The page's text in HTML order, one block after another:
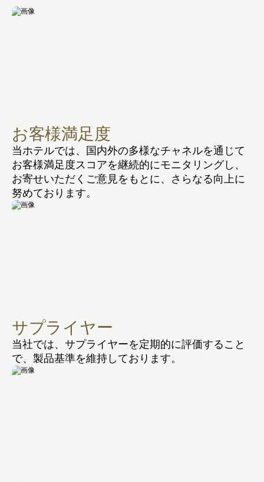
お客様満足度
当ホテルでは、国内外の多様なチャネルを通じて
お客様満足度スコアを継続的にモニタリングし、
お寄せいただくご意見をもとに、さらなる向上に
努めております。
サプライヤー
当社では、サプライヤーを定期的に評価すること
で、製品基準を維持しております。